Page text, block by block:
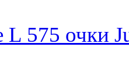
L 575 очки